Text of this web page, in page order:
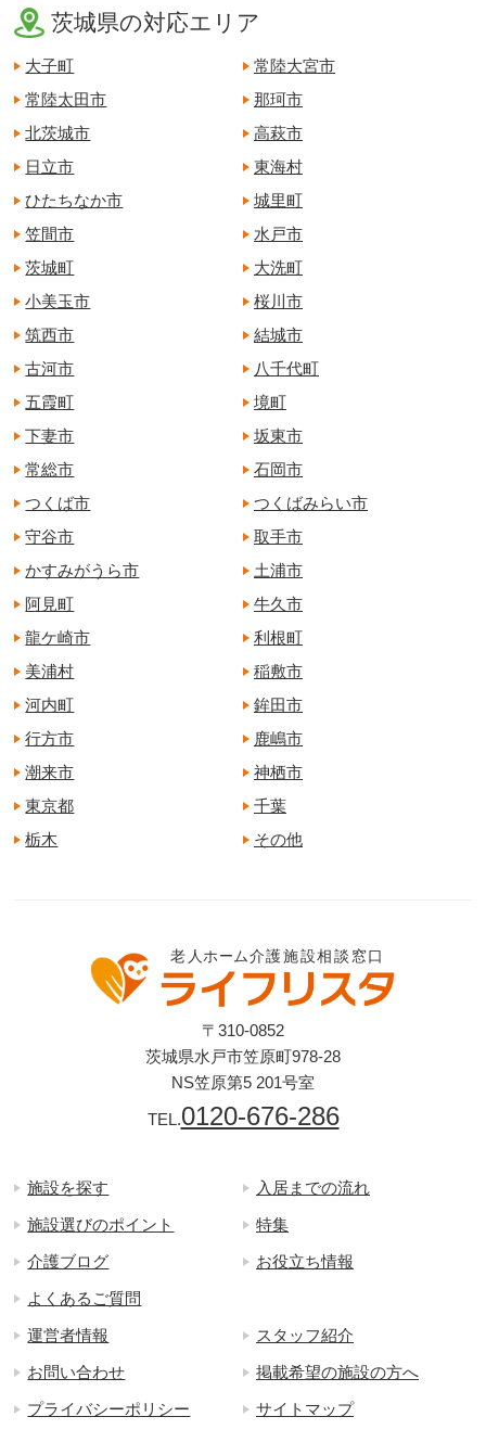
茨城県の対応エリア
大子町
常陸大宮市
常陸太田市
那珂市
北茨城市
高萩市
日立市
東海村
ひたちなか市
城里町
笠間市
水戸市
茨城町
大洗町
小美玉市
桜川市
筑西市
結城市
古河市
八千代町
五霞町
境町
下妻市
坂東市
常総市
石岡市
つくば市
つくばみらい市
守谷市
取手市
かすみがうら市
土浦市
阿見町
牛久市
龍ケ崎市
利根町
美浦村
稲敷市
河内町
鉾田市
行方市
鹿嶋市
潮来市
神栖市
東京都
千葉
栃木
その他
〒310-0852
茨城県水戸市笠原町978-28
NS笠原第5 201号室
TEL.0120-676-286
施設を探す
入居までの流れ
施設選びのポイント
特集
介護ブログ
お役立ち情報
よくあるご質問
運営者情報
スタッフ紹介
お問い合わせ
掲載希望の施設の方へ
プライバシーポリシー
サイトマップ